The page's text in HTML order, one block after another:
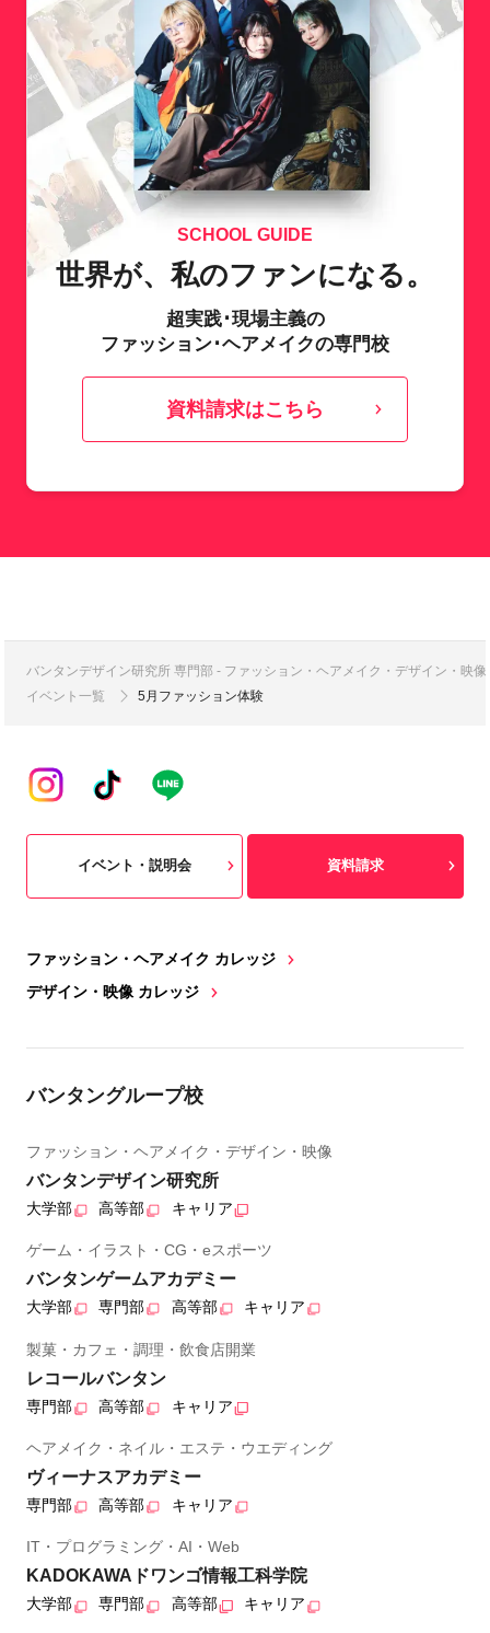
SCHOOL GUIDE
世界が、私のファンになる。
超実践･現場主義の
ファッション･ヘアメイクの専門校
資料請求はこちら
バンタンデザイン研究所 専門部 - ファッション・ヘアメイク・デザイン・映
イベント一覧
5月ファッション体験
ファッション・ヘアメイク カレッジ
デザイン・映像 カレッジ
イベント・説明会 資料請求
バンタングループ校
ファッション・ヘアメイク・デザイン・映像
バンタンデザイン研究所
大学部 高等部 キャリア
ゲーム・イラスト・CG・eスポーツ
バンタンゲームアカデミー
大学部 専門部 高等部 キャリア
製菓・カフェ・調理・飲食店開業
レコールバンタン
専門部 高等部 キャリア
ヘアメイク・ネイル・エステ・ウエディング
ヴィーナスアカデミー
専門部 高等部 キャリア
IT・プログラミング・AI・Web
KADOKAWAドワンゴ情報工科学院
大学部 専門部 高等部 キャリア